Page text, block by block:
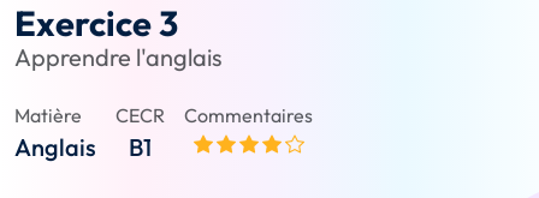
Exercice 3
Apprendre l'anglais
Matière
Anglais
CECR
B1
Commentaires